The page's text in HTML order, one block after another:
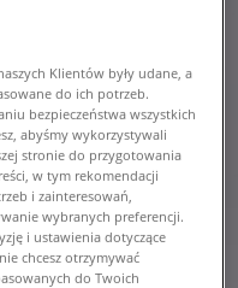
Klientów były udane, a
do ich potrzeb.
bezpieczeństwa wszystkich
abyśmy wykorzystywali
stronie do przygotowania
w tym rekomendacji
i zainteresowań,
wybranych preferencji.
i ustawienia dotyczące
chcesz otrzymywać
do Twoich